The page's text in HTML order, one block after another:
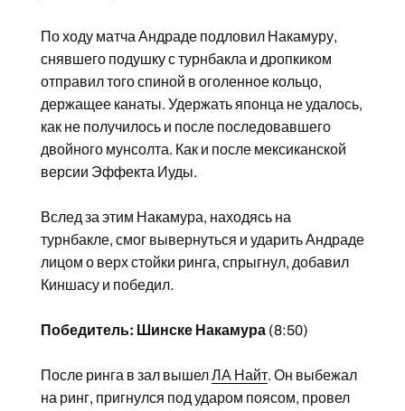
По ходу матча Андраде подловил Накамуру,
снявшего подушку с турнбакла и дропкиком
отправил того спиной в оголенное кольцо,
держащее канаты. Удержать японца не удалось,
как не получилось и после последовавшего
двойного мунсолта. Как и после мексиканской
версии Эффекта Иуды.
Вслед за этим Накамура, находясь на
турнбакле, смог вывернуться и ударить Андраде
лицом о верх стойки ринга, спрыгнул, добавил
Киншасу и победил.
Победитель: Шинске Накамура(8:50)
После ринга в зал вышелЛА Найт. Он выбежал
на ринг, пригнулся под ударом поясом, провел